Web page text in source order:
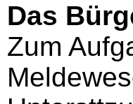
Das
Zum